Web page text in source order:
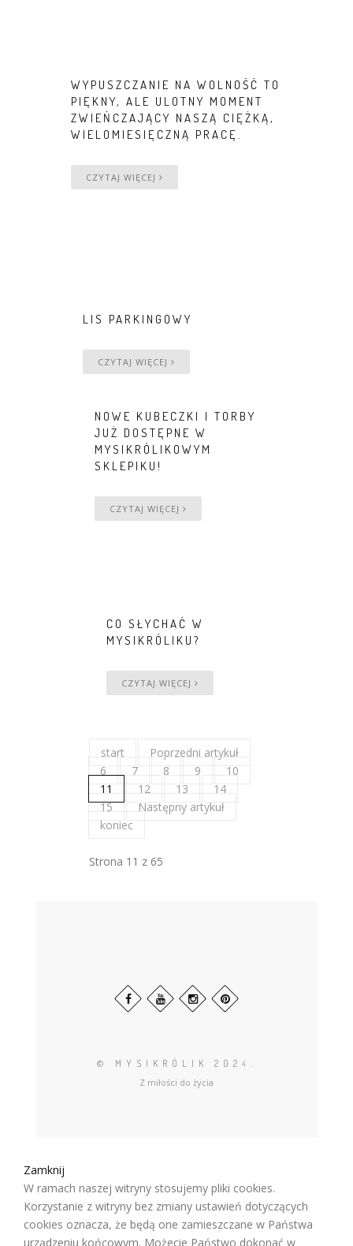
WYPUSZCZANIE NA WOLNOŚĆ TO
PIĘKNY, ALE ULOTNY MOMENT
ZWIEŃCZAJĄCY NASZĄ CIĘŻKĄ,
WIELOMIESIĘCZNĄ PRACĘ.
CZYTAJ WIĘCEJ
LIS PARKINGOWY
CZYTAJ WIĘCEJ
NOWE KUBECZKI I TORBY
JUŻ DOSTĘPNE W
MYSIKRÓLIKOWYM
SKLEPIKU!
CZYTAJ WIĘCEJ
CO SŁYCHAĆ W
MYSIKRÓLIKU?
CZYTAJ WIĘCEJ
start
Poprzedni artykuł
6
7 8 9
10
11
12 13
14
15
Następny artykuł
koniec
Strona 11 z 65
© MYSIKRÓLIK 202 4.
Z miłości do życia
Zamknij
W ramach naszej witryny stosujemy pliki cookies.
Korzystanie z witryny bez zmiany ustawień dotyczących
cookies oznacza, że będą one zamieszczane w Państwa
urządzeniu końcowym. Możecie Państwo dokonać w